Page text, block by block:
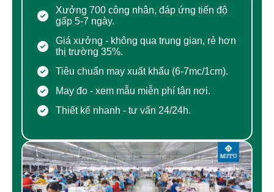
Xưởng 700 công nhân, đáp ứng tiến độ
gấp 5-7 ngày.
Giá xưởng - không qua trung gian, rẻ hơn
thị trường 35%.
Tiêu chuẩn may xuất khẩu (6-7mc/1cm).
May đo - xem mẫu miễn phí tận nơi.
Thiết kế nhanh - tư vấn 24/24h.